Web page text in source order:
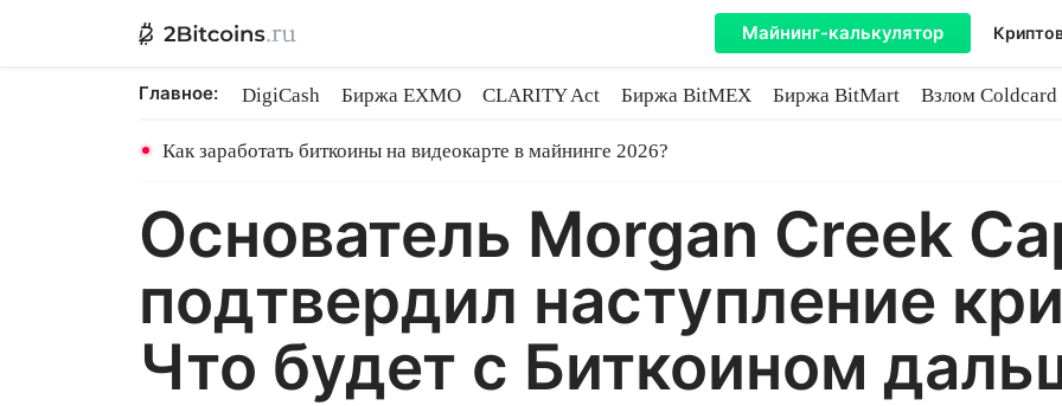
Майнинг-калькулятор
Главное: DigiCash Биржа EXMO CLARITY Act Биржа BitMEX Биржа BitMart
Взлом Coldcard
Как заработать биткоины на видеокарте в майнинге 2026?
Основатель Morgan Creek
подтвердил наступление
Что будет с Биткоином